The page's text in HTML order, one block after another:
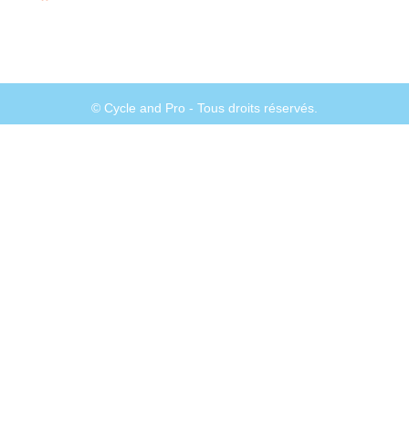
© Cycle and Pro - Tous droits réservés.